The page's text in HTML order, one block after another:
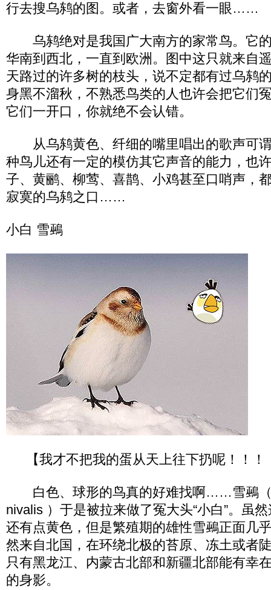
行去搜乌鸫的图。或者，去窗外看一眼……
乌鸫绝对是我国广大南方的家常鸟。它
华南到西北，一直到欧洲。图中这只就来自
天路过的许多树的枝头，说不定都有过乌鸫
身黑不溜秋，不熟悉鸟类的人也许会把它们
它们一开口，你就绝不会认错。
从乌鸫黄色、纤细的嘴里唱出的歌声可
种鸟儿还有一定的模仿其它声音的能力，也
子、黄鹂、柳莺、喜鹊、小鸡甚至口哨声，
寂寞的乌鸫之口……
小白 雪鵐
【我才不把我的蛋从天上往下扔呢！！
白色、球形的鸟真的好难找啊……雪鵐（
nivalis ）于是被拉来做了冤大头“小白”。虽
还有点黄色，但是繁殖期的雄性雪鵐正面几
然来自北国，在环绕北极的苔原、冻土或者
只有黑龙江、内蒙古北部和新疆北部能有幸
的身影。